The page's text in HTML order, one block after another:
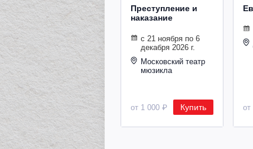
Преступление и
наказание
с 21 ноября по 6
декабря 2026 г.
Московский театр
мюзикла
от 1 000 ₽ Купить от